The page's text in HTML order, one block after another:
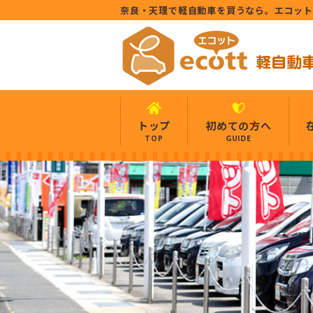
奈良・天理で軽自動車を買うなら。エコッ
トップ
TOP
初めての方へ
GUIDE